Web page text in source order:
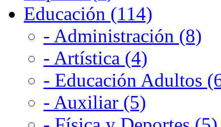
Educación (114)
- Administración (8)
- Artística (4)
- Educación Adultos
- Auxiliar (5)